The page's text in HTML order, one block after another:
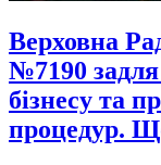
Верховна
№7190
бізнесу та
процедур.